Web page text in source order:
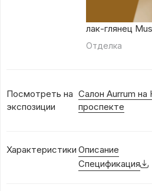
лак-глянец
Отделка
Посмотреть на
экспозиции
Салон Aurrum на
проспекте
Характеристики Описание
Спецификация